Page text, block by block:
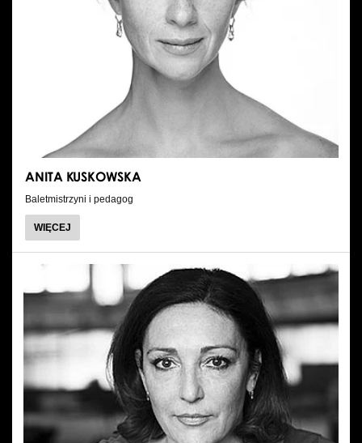
ANITA KUSKOWSKA
Baletmistrzyni i pedagog
WIĘCEJ
ANITA